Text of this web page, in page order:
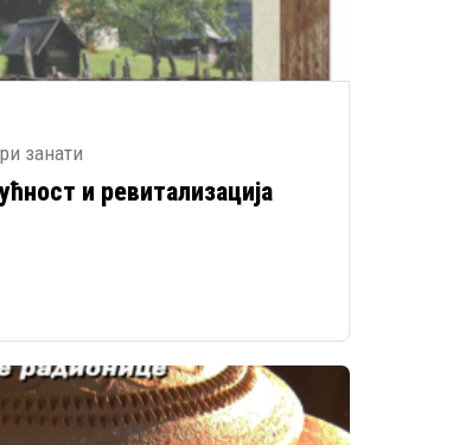
занати
и ревитализација